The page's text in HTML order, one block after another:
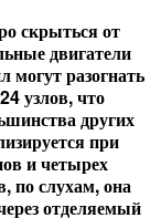
скрыться от
двигатели
разогнать
узлов, что
других
при
и четырех
по слухам, она
отделяемый